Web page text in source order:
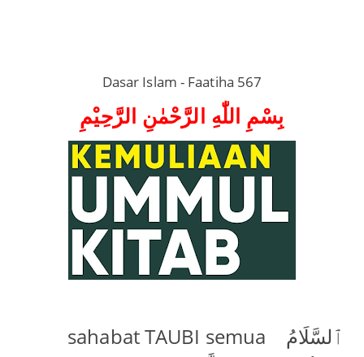
KONTAK
Dasar Islam - Faatiha 567
بِسْمِ اللّٰهِ الرَّحْمٰنِ الرَّحِيْمِ
sahabat TAUBI semua ٱلسَّلَامُ